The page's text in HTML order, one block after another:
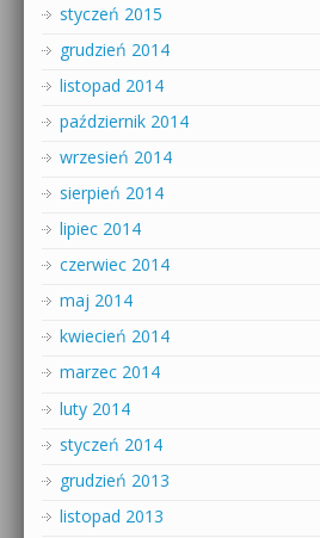
styczeń 2015
grudzień 2014
listopad 2014
październik 2014
wrzesień 2014
sierpień 2014
lipiec 2014
czerwiec 2014
maj 2014
kwiecień 2014
marzec 2014
luty 2014
styczeń 2014
grudzień 2013
listopad 2013